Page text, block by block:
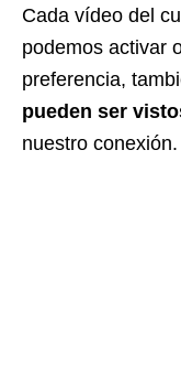
Cada vídeo del
podemos activar
preferencia,
pueden ser
nuestro conexión.